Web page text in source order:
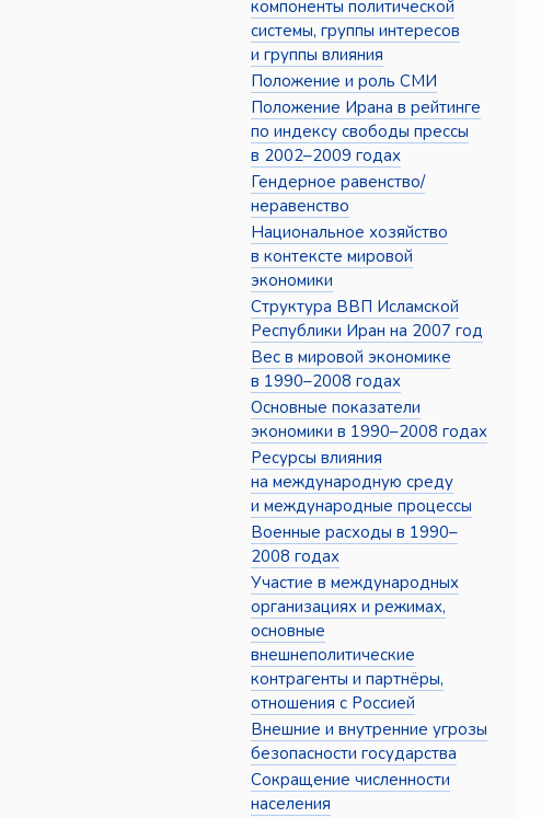
компоненты политической
системы, группы интересов
и группы влияния
Положение и роль СМИ
Положение Ирана в рейтинге
по индексу свободы прессы
в 2002–2009 годах
Гендерное равенство/
неравенство
Национальное хозяйство
в контексте мировой
экономики
Структура ВВП Исламской
Республики Иран на 2007 год
Вес в мировой экономике
в 1990–2008 годах
Основные показатели
экономики в 1990–2008 годах
Ресурсы влияния
на международную среду
и международные процессы
Военные расходы в 1990–
2008 годах
Участие в международных
организациях и режимах,
основные
внешнеполитические
контрагенты и партнёры,
отношения с Россией
Внешние и внутренние угрозы
безопасности государства
Сокращение численности
населения